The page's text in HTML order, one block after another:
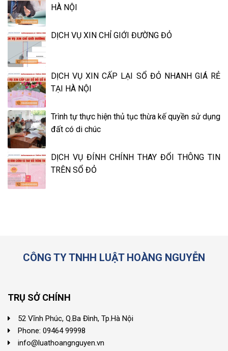
HÀ NỘI
DỊCH VỤ XIN CHỈ GIỚI ĐƯỜNG ĐỎ
DỊCH VỤ XIN CẤP LẠI SỔ ĐỎ NHANH GIÁ RẺ
TẠI HÀ NỘI
Trình tự thực hiện thủ tục thừa kế quyền sử dụng
đất có di chúc
DỊCH VỤ ĐÍNH CHÍNH THAY ĐỔI THÔNG TIN
TRÊN SỔ ĐỎ
CÔNG TY TNHH LUẬT HOÀNG NGUYỄN
TRỤ SỞ CHÍNH
52 Vĩnh Phúc, Q.Ba Đình, Tp.Hà Nội
Phone: 09464 99998
info@luathoangnguyen.vn